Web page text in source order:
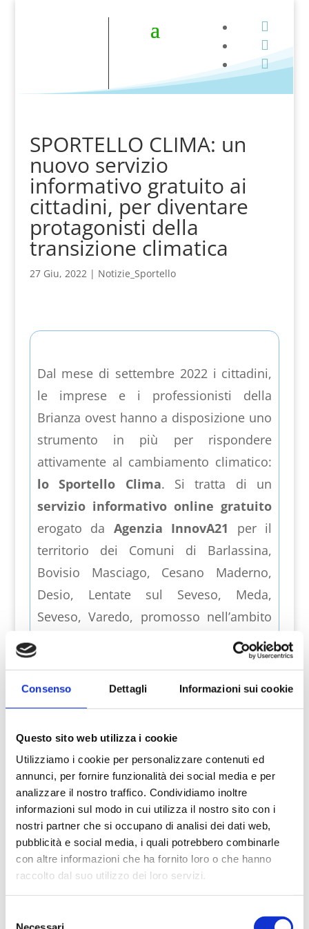
Consenso Dettagli Informazioni sui cookie
Questo sito web utilizza i cookie
Utilizziamo i cookie per personalizzare contenuti ed
annunci, per fornire funzionalità dei social media e per
analizzare il nostro traffico. Condividiamo inoltre
informazioni sul modo in cui utilizza il nostro sito con i
nostri partner che si occupano di analisi dei dati web,
pubblicità e social media, i quali potrebbero combinarle
con altre informazioni che ha fornito loro o che hanno
raccolto dal suo utilizzo dei loro servizi.



SPORTELLO CLIMA: un
nuovo servizio
informativo gratuito ai
cittadini, per diventare
protagonisti della
transizione climatica
27 Giu, 2022| Notizie_Sportello
Dal mese di settembre 2022 i cittadini,
le imprese e i professionisti della
Brianza ovest hanno a disposizione uno
strumento in più per rispondere
attivamente al cambiamento climatico:
lo Sportello Clima. Si tratta di un
servizio informativo online gratuito
erogato da Agenzia InnovA21 per il
territorio dei Comuni di Barlassina,
Bovisio Masciago, Cesano Maderno,
Desio, Lentate sul Seveso, Meda,
Seveso, Varedo, promosso nell’ambito
La Brianza Cambia
Fondazione
Cariplo
quali schede tecniche, news e
approfondimenti, e con il supporto a
distanza di esperti, è possibile
conoscere quali siano gli interventi e gli
incentivi per l’efficienza energetica degli
edifici e la produzione di energia da
fonti rinnovabili, così da ridurre i
consumi energetici, risparmiare in
bolletta e contenere le emissioni della